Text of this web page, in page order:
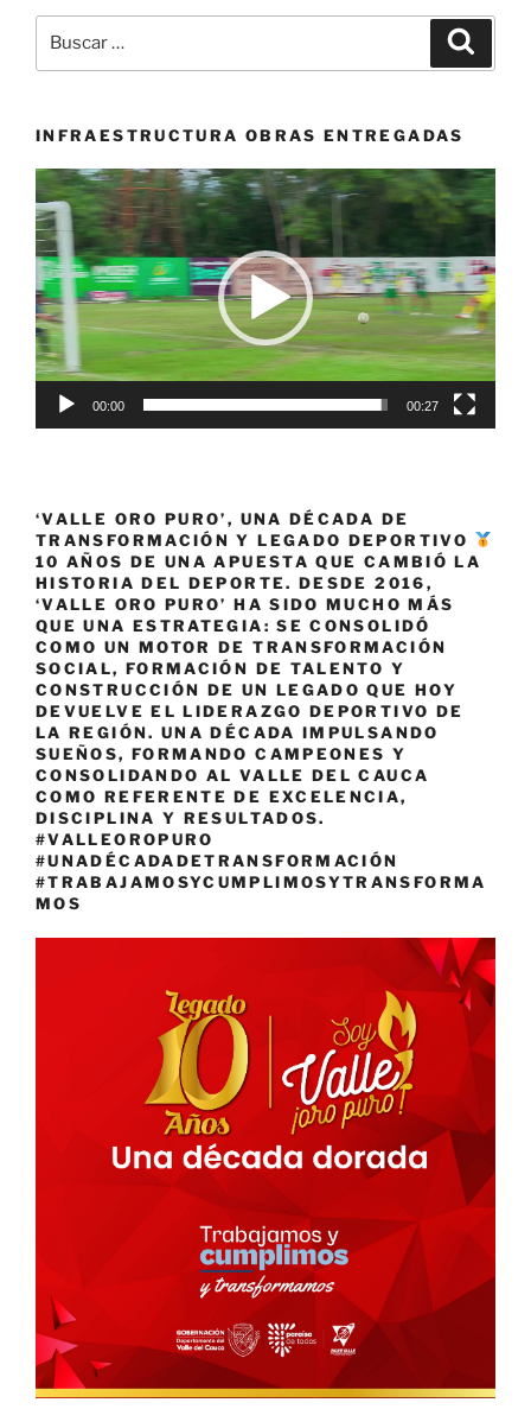
transformación
la
deportiva
la
ciudad»
por:
INFRAESTRUCTURA OBRAS ENTREGADAS
Reproductor
de
vídeo
00:00 00:27
‘VALLE ORO PURO’, UNA DÉCADA DE
TRANSFORMACIÓN Y LEGADO DEPORTIVO
10 AÑOS DE UNA APUESTA QUE CAMBIÓ LA
HISTORIA DEL DEPORTE. DESDE 2016,
‘VALLE ORO PURO’ HA SIDO MUCHO MÁS
QUE UNA ESTRATEGIA: SE CONSOLIDÓ
COMO UN MOTOR DE TRANSFORMACIÓN
SOCIAL, FORMACIÓN DE TALENTO Y
CONSTRUCCIÓN DE UN LEGADO QUE HOY
DEVUELVE EL LIDERAZGO DEPORTIVO DE
LA REGIÓN. UNA DÉCADA IMPULSANDO
SUEÑOS, FORMANDO CAMPEONES Y
CONSOLIDANDO AL VALLE DEL CAUCA
COMO REFERENTE DE EXCELENCIA,
DISCIPLINA Y RESULTADOS.
#VALLEOROPURO
#UNADÉCADADETRANSFORMACIÓN
#TRABAJAMOSYCUMPLIMOSYTRANSFORMA
MOS